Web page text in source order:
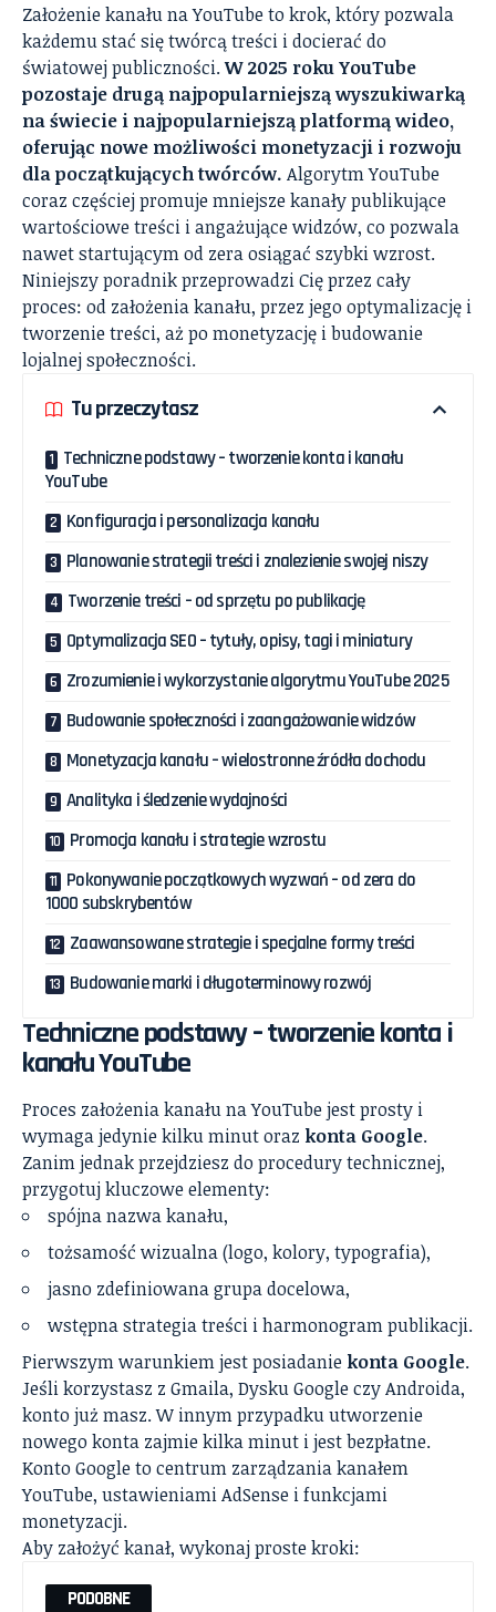
Założenie kanału na YouTube to krok, który pozwala
każdemu stać się twórcą treści i docierać do
światowej publiczności.W 2025 roku YouTube
pozostaje drugą najpopularniejszą wyszukiwarką
na świecie i najpopularniejszą platformą wideo,
oferując nowe możliwości monetyzacji i rozwoju
dla początkujących twórców. Algorytm YouTube
coraz częściej promuje mniejsze kanały publikujące
wartościowe treści i angażujące widzów, co pozwala
nawet startującym od zera osiągać szybki wzrost.
Niniejszy poradnik przeprowadzi Cię przez cały
proces: od założenia kanału, przez jego optymalizację i
tworzenie treści, aż po monetyzację i budowanie
lojalnej społeczności.
Tu przeczytasz
Techniczne podstawy – tworzenie konta i kanału
YouTube
Konfiguracja i personalizacja kanału
Planowanie strategii treści i znalezienie swojej niszy
Tworzenie treści – od sprzętu po publikację
Optymalizacja SEO – tytuły, opisy, tagi i miniatury
Zrozumienie i wykorzystanie algorytmu YouTube 2025
Budowanie społeczności i zaangażowanie widzów
Monetyzacja kanału – wielostronne źródła dochodu
Analityka i śledzenie wydajności
Promocja kanału i strategie wzrostu
Pokonywanie początkowych wyzwań – od zera do
1000 subskrybentów
Zaawansowane strategie i specjalne formy treści
Budowanie marki i długoterminowy rozwój
Techniczne podstawy – tworzenie konta i
kanału YouTube
Proces założenia kanału na YouTube jest prosty i
wymaga jedynie kilku minut oraz konta Google.
Zanim jednak przejdziesz do procedury technicznej,
przygotuj kluczowe elementy:
spójna nazwa kanału,
tożsamość wizualna (logo, kolory, typografia),
jasno zdefiniowana grupa docelowa,
wstępna strategia treści i harmonogram publikacji.
Pierwszym warunkiem jest posiadanie konta Google.
Jeśli korzystasz z Gmaila, Dysku Google czy Androida,
konto już masz. W innym przypadku utworzenie
nowego konta zajmie kilka minut i jest bezpłatne.
Konto Google to centrum zarządzania kanałem
YouTube, ustawieniami AdSense i funkcjami
monetyzacji.
Aby założyć kanał, wykonaj proste kroki:
PODOBNE